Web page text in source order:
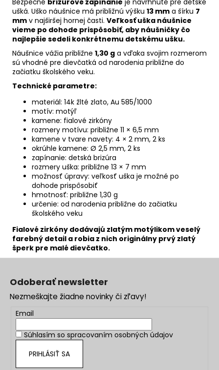
ušká. Uško náušnice má približnú výšku 13 mm a šírku 7
mm v najširšej hornej časti. Veľkosť uška náušnice
vieme po dohode prispôsobiť, aby náušničky čo
najlepšie sedeli konkrétnemu detskému ušku.
Náušnice vážia približne 1,30 g a vďaka svojim rozmerom
sú vhodné pre dievčatká od narodenia približne do
začiatku školského veku.
Technické parametre:
materiál: 14k žlté zlato, Au 585/1000
motív: motýľ
kamene: fialové zirkóny
rozmery motívu: približne 11 × 6,5 mm
kamene v tvare navety: 4 × 2 mm, 2 ks
okrúhle kamene: Ø 2,5 mm, 2 ks
zapínanie: detská brizúra
rozmery uška: približne 13 × 7 mm
možnosť úpravy: veľkosť uška je možné po
dohode prispôsobiť
hmotnosť: približne 1,30 g
určenie: od narodenia približne do začiatku
školského veku
Fialové zirkóny dodávajú zlatým motýlikom veselý
farebný detail a robia z nich originálny prvý zlatý
šperk pre malé dievčatko.
Odoberať newsletter
Nezmeškajte žiadne novinky či zľavy!
Email
Súhlasím so spracovaním osobných údajov
PRIHLÁSIŤ SA